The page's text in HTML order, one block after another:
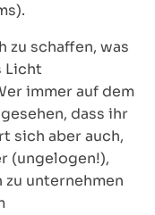
zu schaffen, was
Licht
immer auf dem
dass ihr
sich aber auch,
(ungelogen!),
unternehmen